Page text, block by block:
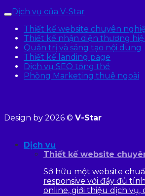
Dịch vụ của V-Star
Thiết kế website chuyên
Thiết kế nhận diện thương
Quản trị và sáng tạo nội dung
Thiết kế landing page
Dịch vụ SEO tổng thể
Phòng Marketing thuê ngoài
Design by 2026 © V-Star
Dịch vụ
Thiết kế website
Sở hữu một website
responsive với đầy đủ
online, giới thiệu dịch vụ,